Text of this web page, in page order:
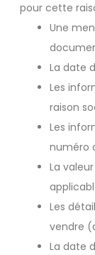
pour cette
Une
La date
Les
raison
Les
numéro
La
Les
vendre
La date